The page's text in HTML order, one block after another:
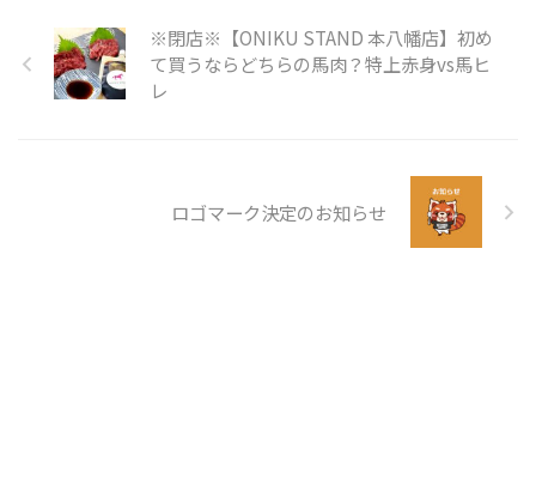
※閉店※【ONIKU STAND 本八幡店】初め
て買うならどちらの馬肉？特上赤身vs馬ヒ
レ
ロゴマーク決定のお知らせ